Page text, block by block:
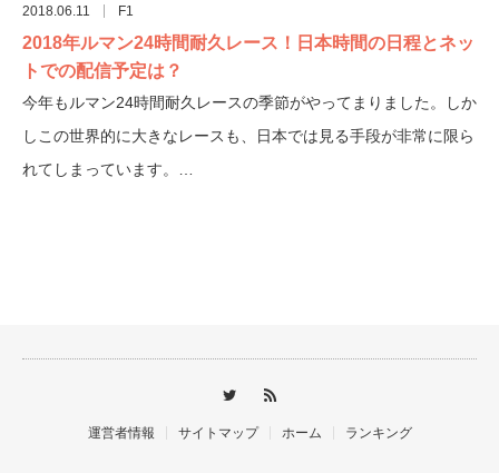
2018.06.11 F1
2018年ルマン24時間耐久レース！日本時間の日程とネッ
トでの配信予定は？
今年もルマン24時間耐久レースの季節がやってまりました。しか
しこの世界的に大きなレースも、日本では見る手段が非常に限ら
れてしまっています。…
運営者情報 サイトマップ ホーム ランキング